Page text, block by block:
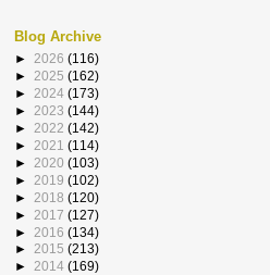
Blog Archive
► 2026 (116)
► 2025 (162)
► 2024 (173)
► 2023 (144)
► 2022 (142)
► 2021 (114)
► 2020 (103)
► 2019 (102)
► 2018 (120)
► 2017 (127)
► 2016 (134)
► 2015 (213)
► 2014 (169)